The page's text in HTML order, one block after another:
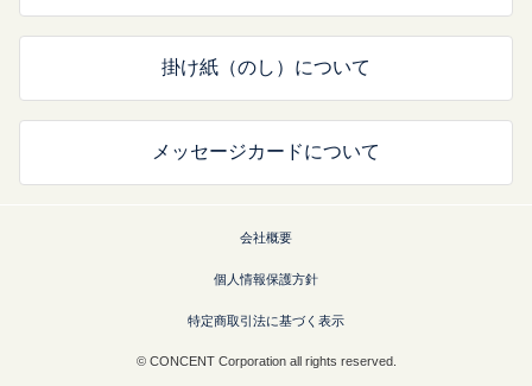
掛け紙（のし）について
メッセージカードについて
会社概要
個人情報保護方針
特定商取引法に基づく表示
© CONCENT Corporation all rights reserved.